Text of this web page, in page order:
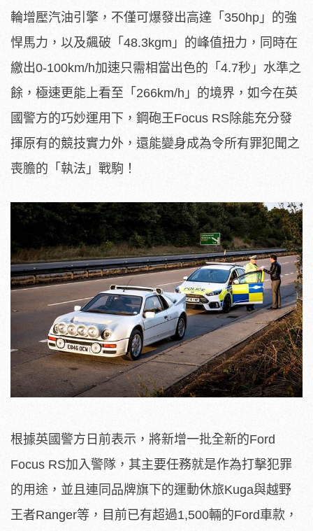
輪增壓汽油引擎，不僅可爆發出高達「350hp」的強
悍馬力，以及飆破「48.3kgm」的峰值扭力，同時在
繳出0-100km/h加速只需相當出色的「4.7秒」水準之
餘，極速更能上看至「266km/h」的境界，如今在英
國警方的巧妙運用下，鋼砲王Focus RS除能充分發
揮原有的競技實力外，還能變身成為令所有罪犯聞之
喪膽的「執法」戰駒！
根據英國警方日前表示，將新增一批全新的Ford
Focus RS加入警隊，其主要任務就是作為打擊犯罪
的用途，並且連同品牌旗下的運動休旅Kuga與越野
王者Ranger等，目前已有超過1,500輛的Ford車款，